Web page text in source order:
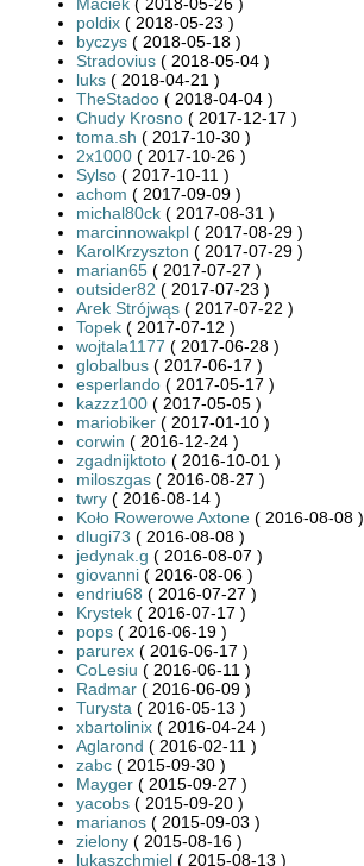
poldix ( 2018-05-23 )
byczys ( 2018-05-18 )
Stradovius ( 2018-05-04 )
luks ( 2018-04-21 )
TheStadoo ( 2018-04-04 )
Chudy Krosno ( 2017-12-17 )
toma.sh ( 2017-10-30 )
2x1000 ( 2017-10-26 )
Sylso ( 2017-10-11 )
achom ( 2017-09-09 )
michal80ck ( 2017-08-31 )
marcinnowakpl ( 2017-08-29 )
KarolKrzyszton ( 2017-07-29 )
marian65 ( 2017-07-27 )
outsider82 ( 2017-07-23 )
Arek Strójwąs ( 2017-07-22 )
Topek ( 2017-07-12 )
wojtala1177 ( 2017-06-28 )
globalbus ( 2017-06-17 )
esperlando ( 2017-05-17 )
kazzz100 ( 2017-05-05 )
mariobiker ( 2017-01-10 )
corwin ( 2016-12-24 )
zgadnijktoto ( 2016-10-01 )
miloszgas ( 2016-08-27 )
twry ( 2016-08-14 )
Koło Rowerowe Axtone ( 2016-08-08 )
dlugi73 ( 2016-08-08 )
jedynak.g ( 2016-08-07 )
giovanni ( 2016-08-06 )
endriu68 ( 2016-07-27 )
Krystek ( 2016-07-17 )
pops ( 2016-06-19 )
parurex ( 2016-06-17 )
CoLesiu ( 2016-06-11 )
Radmar ( 2016-06-09 )
Turysta ( 2016-05-13 )
xbartolinix ( 2016-04-24 )
Aglarond ( 2016-02-11 )
zabc ( 2015-09-30 )
Mayger ( 2015-09-27 )
yacobs ( 2015-09-20 )
marianos ( 2015-09-03 )
zielony ( 2015-08-16 )
lukaszchmiel ( 2015-08-13 )